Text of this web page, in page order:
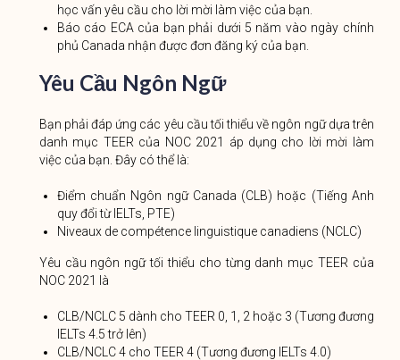
học vấn yêu cầu cho lời mời làm việc của bạn.
Báo cáo ECA của bạn phải dưới 5 năm vào ngày chính
phủ Canada nhận được đơn đăng ký của bạn.
Yêu Cầu Ngôn Ngữ
Bạn phải đáp ứng các yêu cầu tối thiểu về ngôn ngữ dựa trên
danh mục TEER của NOC 2021 áp dụng cho lời mời làm
việc của bạn. Đây có thể là:
Điểm chuẩn Ngôn ngữ Canada (CLB) hoặc (Tiếng Anh
quy đổi từ IELTs, PTE)
Niveaux de compétence linguistique canadiens (NCLC)
Yêu cầu ngôn ngữ tối thiểu cho từng danh mục TEER của
NOC 2021 là
CLB/NCLC 5 dành cho TEER 0, 1, 2 hoặc 3 (Tương đương
IELTs 4.5 trở lên)
CLB/NCLC 4 cho TEER 4 (Tương đương IELTs 4.0)